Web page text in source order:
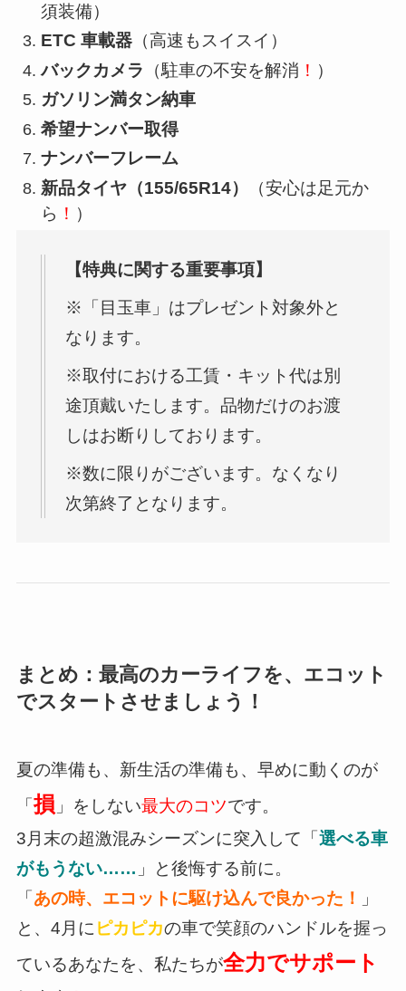
須装備）
ETC 車載器（高速もスイスイ）
バックカメラ （駐車の不安を解消 ！ ）
ガソリン満タン納車
希望ナンバー取得
ナンバーフレーム
新品タイヤ（155/65R14）
（安心は足元か
ら ！ ）
【特典に関する重要事項】
※「目玉車」はプレゼント対象外と
なります。
※取付における工賃・キット代は別
途頂戴いたします。品物だけのお渡
しはお断りしております。
※数に限りがございます。なくなり
次第終了となります。
まとめ：最高のカーライフを、エコット
でスタートさせましょう！
夏の準備も、新生活の準備も、早めに動くのが
「損 」をしない最大のコツです。
3月末の超激混みシーズンに突入して「 選べる車
がもうない…… 」と後悔する前に。
「 あの時、エコットに駆け込んで良かった！
」
と、4月にピカピカの車で笑顔のハンドルを握っ
ているあなたを、私たちが全力でサポート